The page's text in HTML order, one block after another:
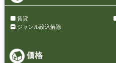
賃貸
ジャンル絞込解除
価格